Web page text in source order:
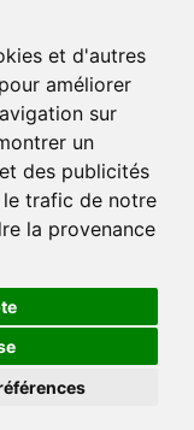
et d'autres
améliorer
sur
un
des publicités
trafic de notre
la provenance
personnelles